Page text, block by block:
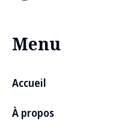
Menu
Accueil
À propos